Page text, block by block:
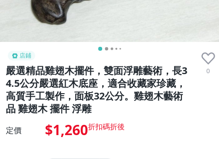
店鋪
嚴選精品雞翅木擺件，雙面浮雕藝術，長3
4.5公分嚴選紅木底座，適合收藏家珍藏，
高質手工製作，面板32公分。雞翅木藝術
品 雞翅木 擺件 浮雕
0
定價 $1,260